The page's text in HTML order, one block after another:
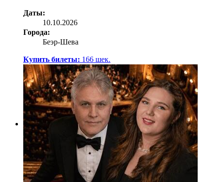
Даты:
10.10.2026
Города:
Беэр-Шева
Купить билеты: 166 шек.